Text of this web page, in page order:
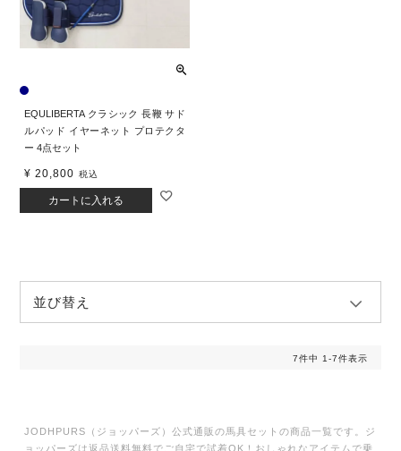
EQULIBERTA クラシック 長鞭 サド
ルパッド イヤーネット プロテクタ
ー 4点セット
¥ 20,800 税込
カートに入れる
並び替え
7件中 1 -7件表示
JODHPURS（ジョッパーズ）公式通販の馬具セットの商品一覧です。ジ
ョッパーズは返品送料無料でご自宅で試着OK！おしゃれなアイテムで乗